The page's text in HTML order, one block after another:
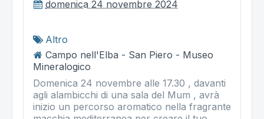
domenica 24 novembre 2024
Altro
Campo nell'Elba - San Piero - Museo
Mineralogico
Domenica 24 novembre alle 17.30 , davanti
agli alambicchi di una sala del Mum , avrà
inizio un percorso aromatico nella fragrante